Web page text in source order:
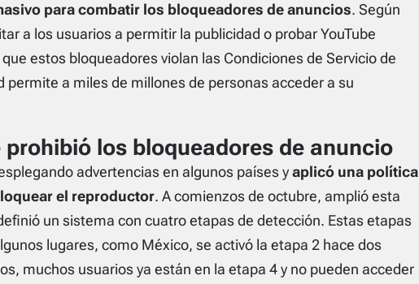
para combatir los bloqueadores de anuncios. Según
a los usuarios a permitir la publicidad o probar YouTube
estos bloqueadores violan las Condiciones de Servicio de
permite a miles de millones de personas acceder a su
prohibió los bloqueadores de anuncio
advertencias en algunos países yaplicó una política
el reproductor. A comienzos de octubre, amplió esta
un sistema con cuatro etapas de detección. Estas etapas
lugares, como México, se activó la etapa 2 hace dos
muchos usuarios ya están en la etapa 4 y no pueden acceder